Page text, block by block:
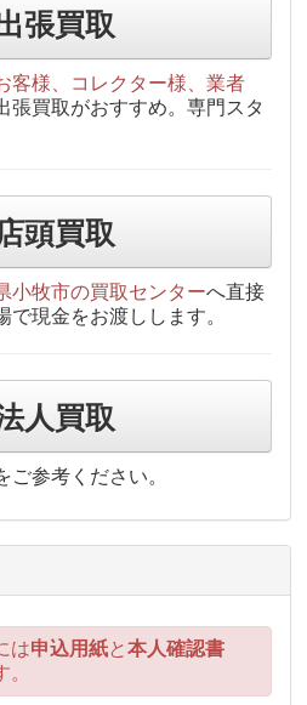
張買取
客様、コレクター様、業者
張買取がおすすめ。専門スタ
頭買取
小牧市の買取センターへ直接
で現金をお渡しします。
人買取
ご参考ください。
は申込用紙と本人確認書